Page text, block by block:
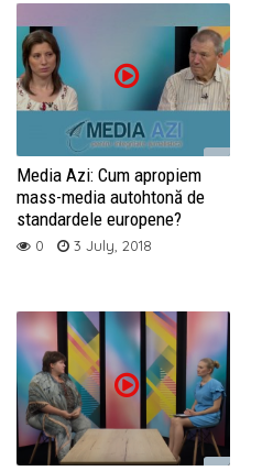
Media Azi: Cum apropiem
mass-media autohtonă de
standardele europene?
0 3 July, 2018